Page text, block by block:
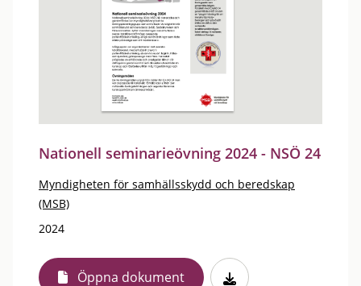
Nationell seminarieövning 2024 - NSÖ 24
Myndigheten för samhällsskydd och beredskap
(MSB)
2024
Öppna dokument